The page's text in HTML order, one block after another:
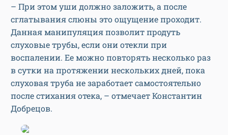
– При этом уши должно заложить, а после
сглатывания слюны это ощущение проходит.
Данная манипуляция позволит продуть
слуховые трубы, если они отекли при
воспалении. Ее можно повторять несколько раз
в сутки на протяжении нескольких дней, пока
слуховая труба не заработает самостоятельно
после стихания отека, – отмечает Константин
Добрецов.